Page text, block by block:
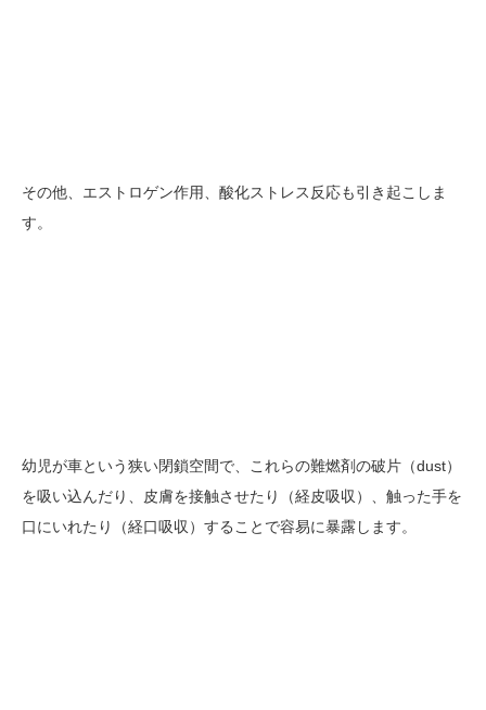
その他、エストロゲン作用、酸化ストレス反応も引き起こしま
す。
幼児が車という狭い閉鎖空間で、これらの難燃剤の破片（dust）
を吸い込んだり、皮膚を接触させたり（経皮吸収）、触った手を
口にいれたり（経口吸収）することで容易に暴露します。